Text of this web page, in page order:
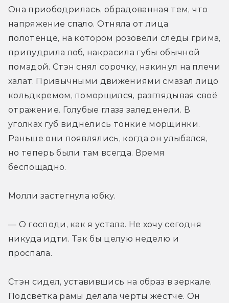
Она приободрилась, обрадованная тем, что
напряжение спало. Отняла от лица
полотенце, на котором розовели следы грима,
припудрила лоб, накрасила губы обычной
помадой. Стэн снял сорочку, накинул на плечи
халат. Привычными движениями смазал лицо
кольдкремом, поморщился, разглядывая своё
отражение. Голубые глаза заледенели. В
уголках губ виднелись тонкие морщинки.
Раньше они появлялись, когда он улыбался,
но теперь были там всегда. Время
беспощадно.
Молли застегнула юбку.
— О господи, как я устала. Не хочу сегодня
никуда идти. Так бы целую неделю и
проспала.
Стэн сидел, уставившись на образ в зеркале.
Подсветка рамы делала черты жёстче. Он